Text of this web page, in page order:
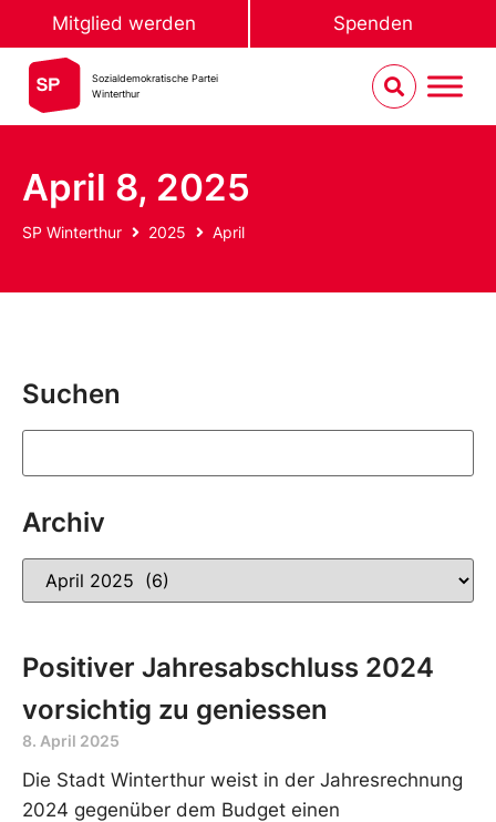
Mitglied werden Spenden
Sozialdemokratische Partei
Winterthur
April 8, 2025
SP Winterthur 2025 April
Suchen
Archiv
Positiver Jahresabschluss 2024
vorsichtig zu geniessen
8. April 2025
Die Stadt Winterthur weist in der Jahresrechnung
2024 gegenüber dem Budget einen